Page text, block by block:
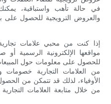
في حالة تأهب واستباقية،
والعروض الترويجية للحصول على
إذا كنت من محبي علامات
مواقعها الإلكترونية الرسمية
للحصول على معلومات حول
من العلامات التجارية خصومات
الأوفياء، لذلك قد تتمكن من